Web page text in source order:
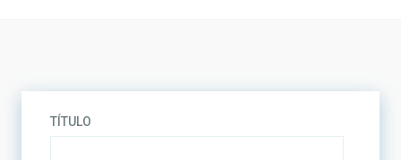
TÍTULO